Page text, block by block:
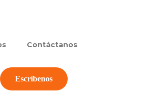
Contáctanos
Escríbenos